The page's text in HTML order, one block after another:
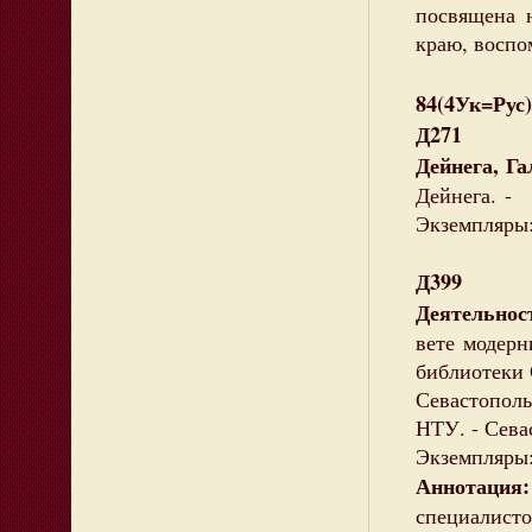
посвящена
краю,
Д271
Дейнега,
Дейнега. -
Д399
вете
НТУ. -